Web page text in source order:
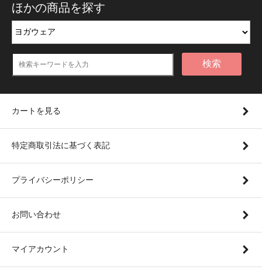
ほかの商品を探す
検索
カートを見る
特定商取引法に基づく表記
プライバシーポリシー
お問い合わせ
マイアカウント